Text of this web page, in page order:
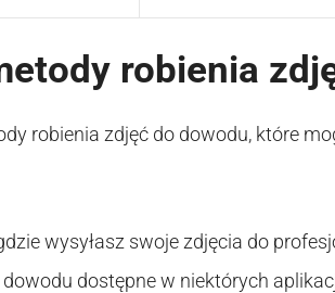
robienia
robienia zdjęć do dowodu, które
wysyłasz swoje zdjęcia do
dostępne w niektórych